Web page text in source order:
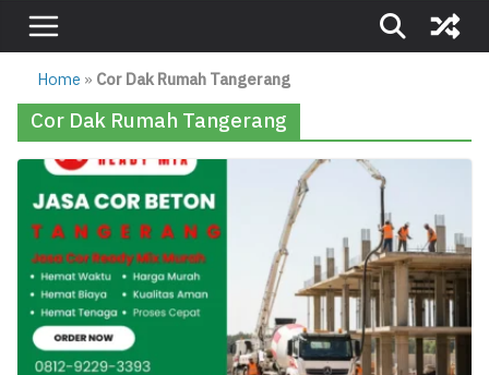
Home » Cor Dak Rumah Tangerang
Cor Dak Rumah Tangerang